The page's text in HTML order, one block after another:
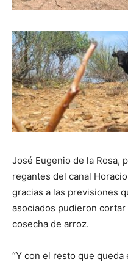
José Eugenio de la Rosa,
regantes del canal
gracias a las previsiones
asociados pudieron
cosecha de arroz.
“Y con el resto que